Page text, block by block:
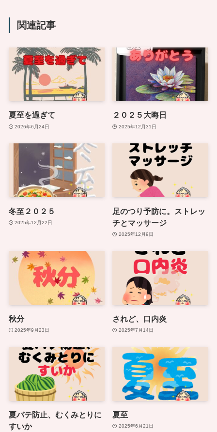
関連記事
夏至を過ぎて
2026年6月24日
２０２５大晦日
2025年12月31日
冬至２０２５
2025年12月22日
足のつり予防に。ストレッ
チとマッサージ
2025年12月9日
秋分
2025年9月23日
されど、口内炎
2025年7月14日
夏バテ防止、むくみとりに
すいか
夏至
2025年6月21日